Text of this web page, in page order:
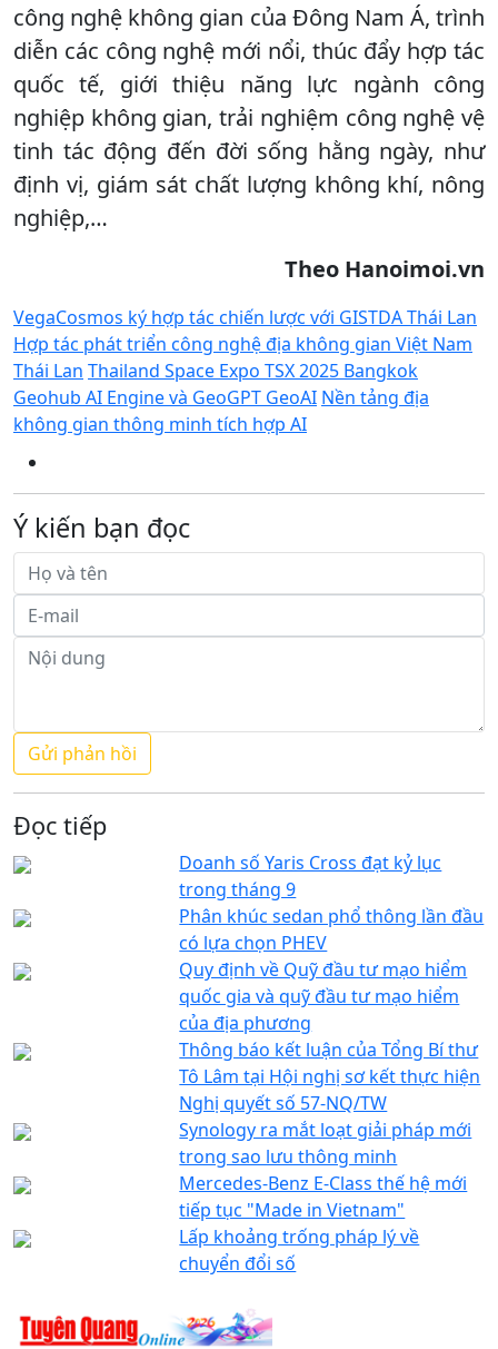
công nghệ không gian của Đông Nam Á, trình
diễn các công nghệ mới nổi, thúc đẩy hợp tác
quốc tế, giới thiệu năng lực ngành công
nghiệp không gian, trải nghiệm công nghệ vệ
tinh tác động đến đời sống hằng ngày, như
định vị, giám sát chất lượng không khí, nông
nghiệp,…
Theo Hanoimoi.vn
VegaCosmos ký hợp tác chiến lược với GISTDA Thái Lan
Hợp tác phát triển công nghệ địa không gian Việt Nam
Thái Lan Thailand Space Expo TSX 2025 Bangkok
Geohub AI Engine và GeoGPT GeoAI Nền tảng địa
không gian thông minh tích hợp AI
Ý kiến bạn đọc
Đọc tiếp
Doanh số Yaris Cross đạt kỷ lục
trong tháng 9
Phân khúc sedan phổ thông lần đầu
có lựa chọn PHEV
Quy định về Quỹ đầu tư mạo hiểm
quốc gia và quỹ đầu tư mạo hiểm
của địa phương
Thông báo kết luận của Tổng Bí thư
Tô Lâm tại Hội nghị sơ kết thực hiện
Nghị quyết số 57-NQ/TW
Synology ra mắt loạt giải pháp mới
trong sao lưu thông minh
Mercedes-Benz E-Class thế hệ mới
tiếp tục "Made in Vietnam"
Lấp khoảng trống pháp lý về
chuyển đổi số